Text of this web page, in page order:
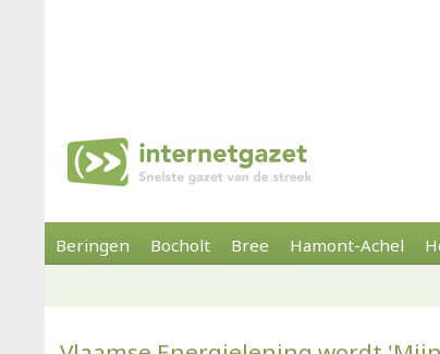
Beringen Bocholt Bree Hamont-Achel